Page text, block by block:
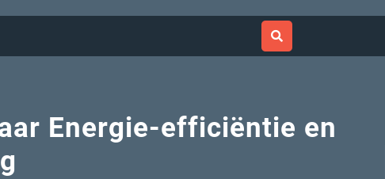
Energie-efficiëntie en